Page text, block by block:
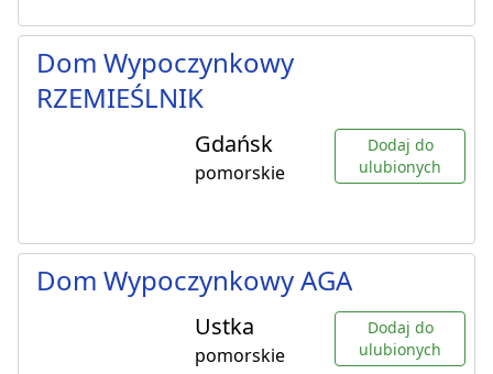
Dom Wypoczynkowy
RZEMIEŚLNIK
Gdańsk
pomorskie
Dodaj do
ulubionych
Dom Wypoczynkowy AGA
Ustka
pomorskie
Dodaj do
ulubionych